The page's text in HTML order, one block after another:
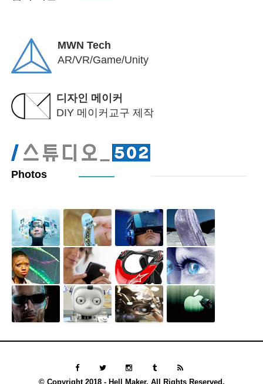
MWN Tech
AR/VR/Game/Unity
디자인 메이커
DIY 메이커교구 제작
Photos
© Copyright 2018 - Hell Maker. All Rights Reserved.